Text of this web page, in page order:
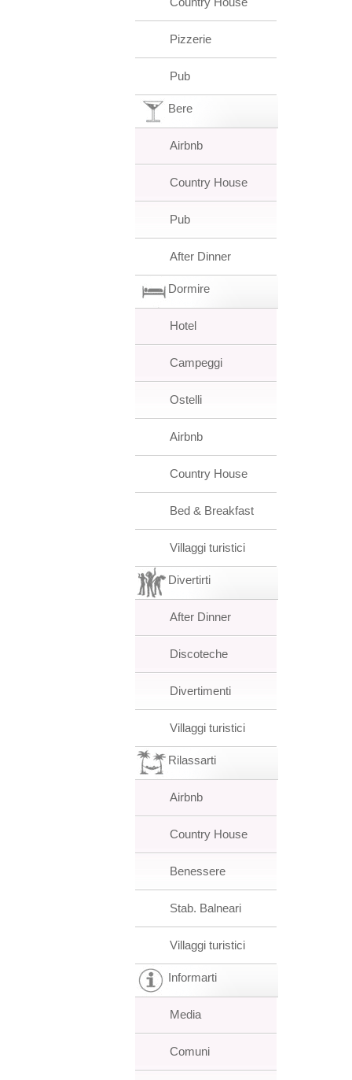
Pizzerie
Pub
Bere
Airbnb
Country House
Pub
After Dinner
Dormire
Hotel
Campeggi
Ostelli
Airbnb
Country House
Bed & Breakfast
Villaggi turistici
Divertirti
After Dinner
Discoteche
Divertimenti
Villaggi turistici
Rilassarti
Airbnb
Country House
Benessere
Stab. Balneari
Villaggi turistici
Informarti
Media
Comuni